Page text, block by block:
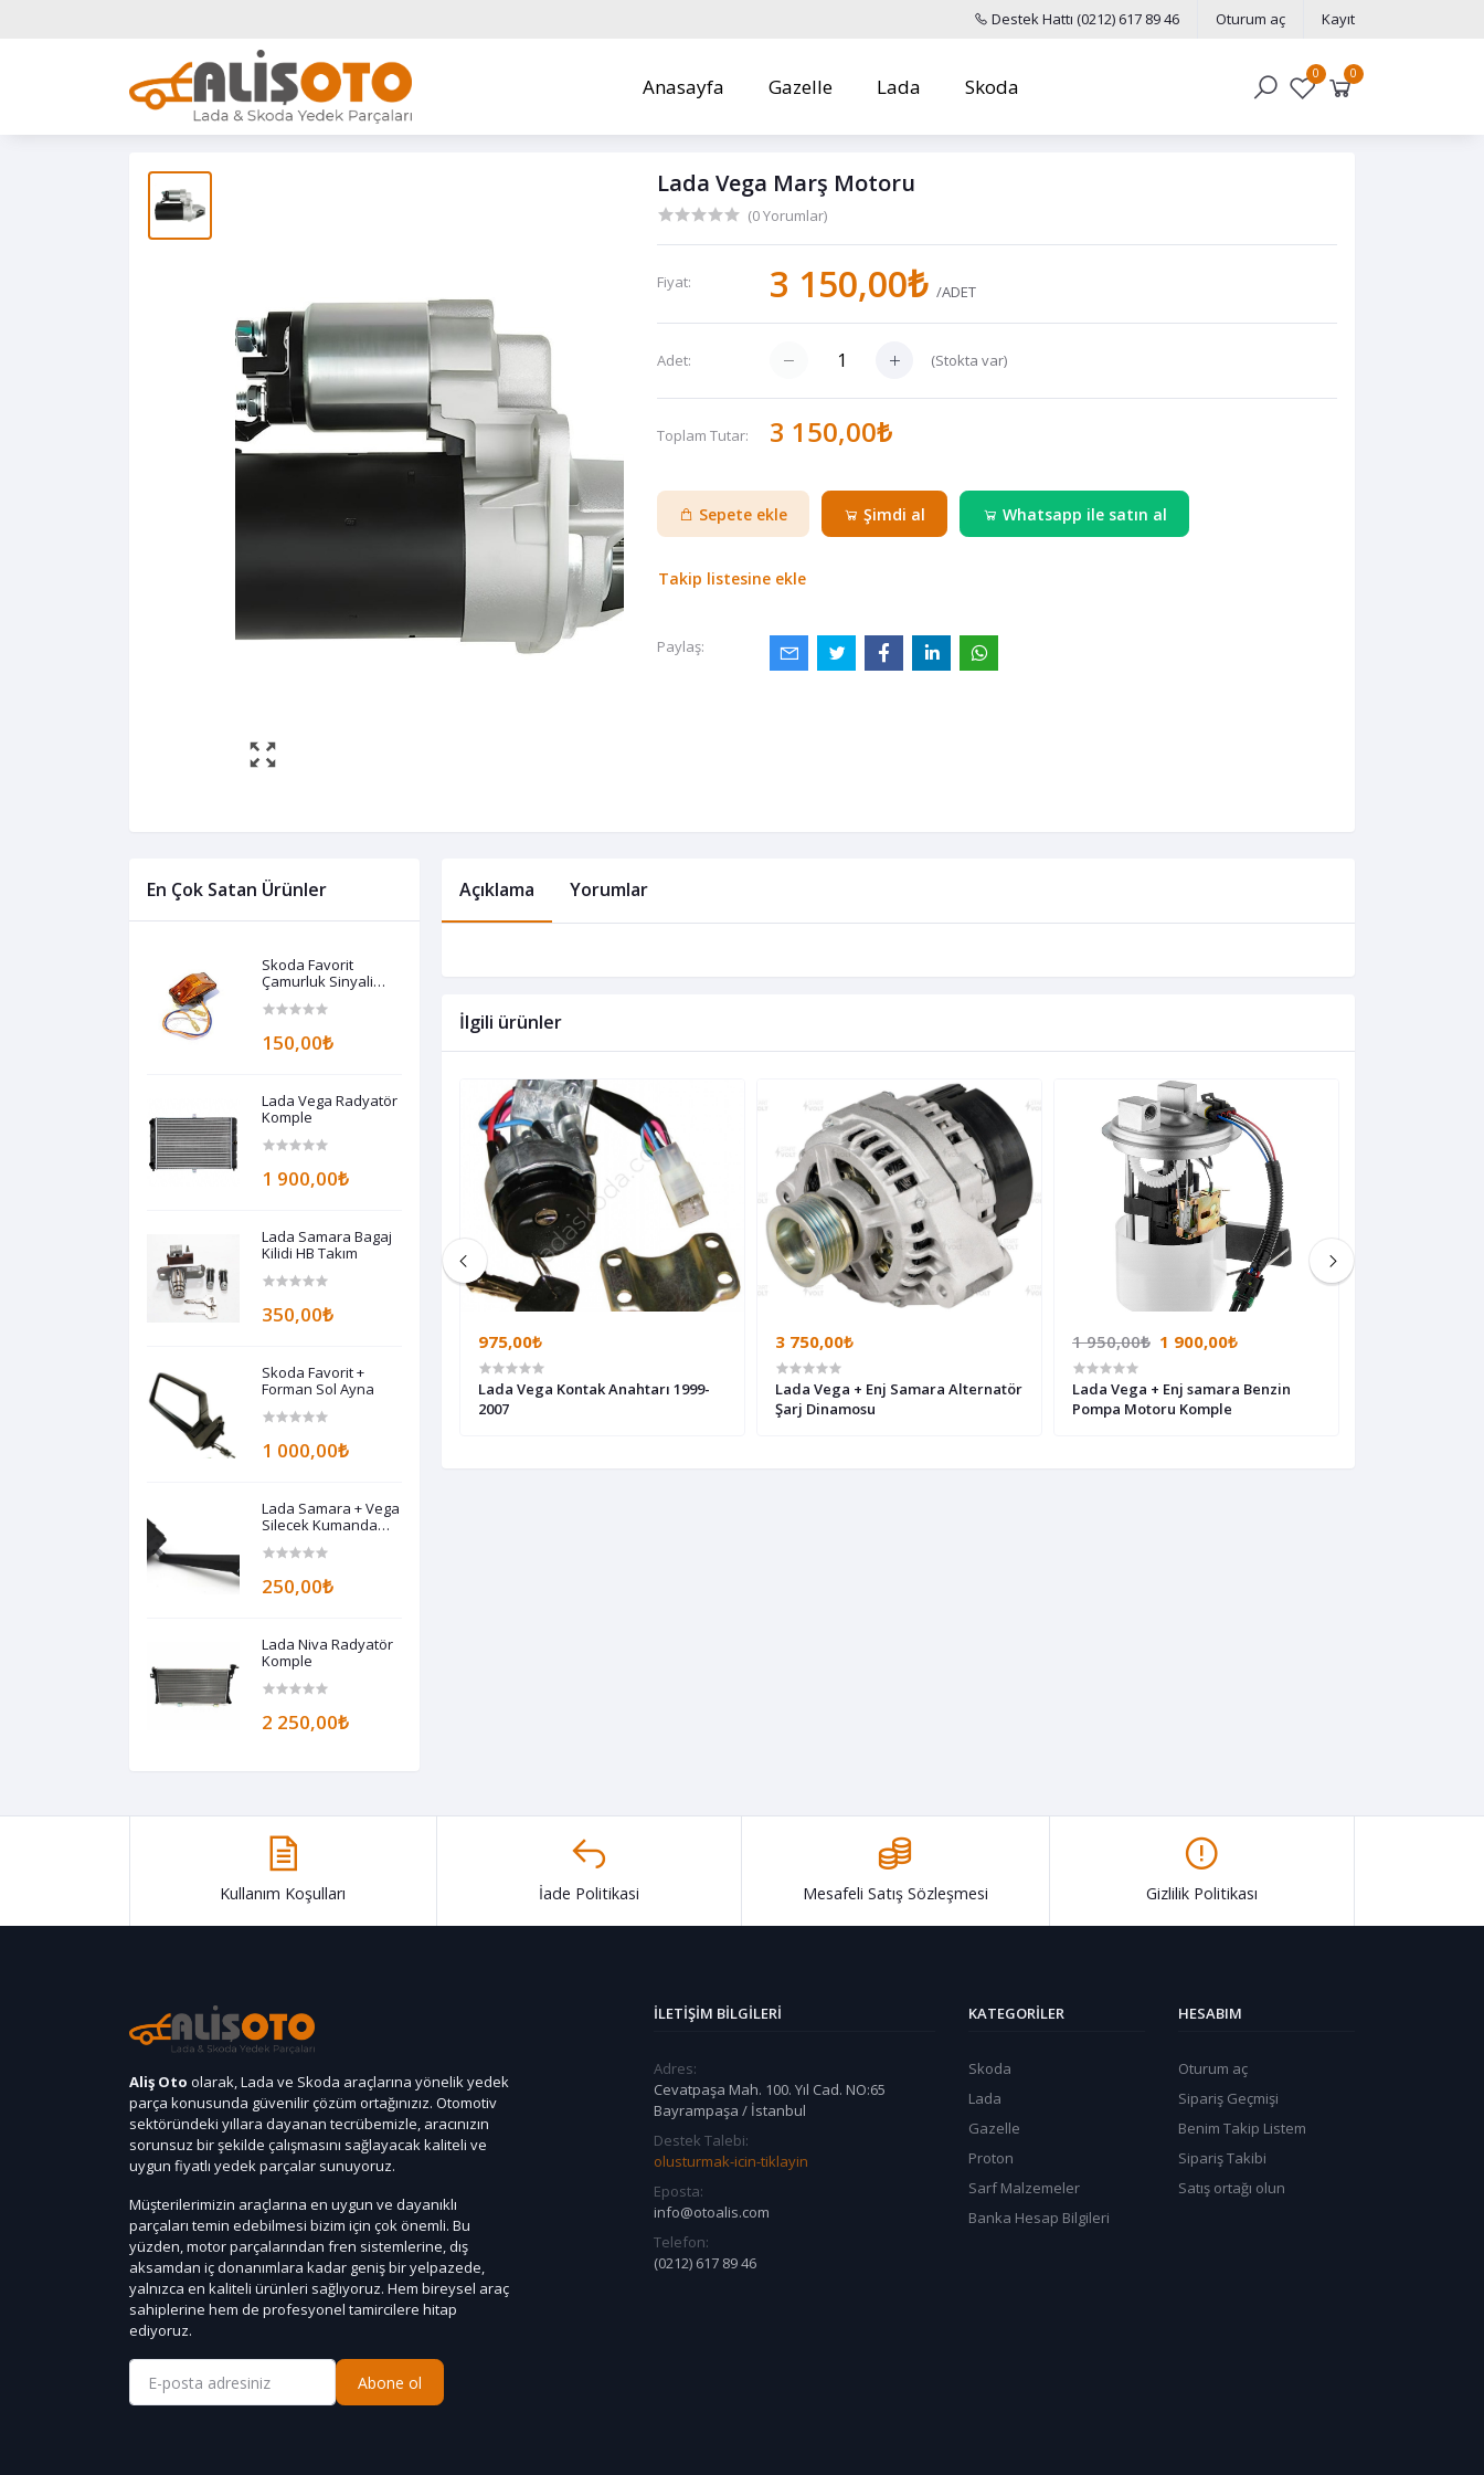
Destek Hattı (0212) 617 89 46 Oturum aç Kayıt
Anasayfa Gazelle Lada Skoda
0 0
Lada Vega Marş Motoru
(0 Yorumlar)
Fiyat: 3 150,00₺/ADET
Adet: (Stokta var)
Toplam Tutar: 3 150,00₺
Sepete ekle Şimdi al Whatsapp ile satın al
Takip listesine ekle
Paylaş:
En Çok Satan Ürünler
Skoda Favorit
Çamurluk Sinyali
150,00₺
Lada Vega Radyatör
Komple
1 900,00₺
Lada Samara Bagaj
Kilidi HB Takım
350,00₺
Skoda Favorit +
Forman Sol Ayna
1 000,00₺
Lada Samara + Vega
Silecek Kumanda
250,00₺
Lada Niva Radyatör
Komple
2 250,00₺
Açıklama Yorumlar
İlgili ürünler
Lada Vega + Enj Samara Krank Mili
Sensörü
975,00₺
Lada Vega Kontak Anahtarı 1999-
2007
3 750,00₺
Lada Vega + Enj Samara Alternatör
Şarj Dinamosu
1 950,00₺ 1 900,00₺
Lada Vega + Enj samara Benzin
Pompa Motoru Komple
Kullanım Koşulları İade Politikasi Mesafeli Satış Sözleşmesi Gizlilik Politikası
Aliş Oto olarak, Lada ve Skoda araçlarına yönelik yedek
parça konusunda güvenilir çözüm ortağınızız. Otomotiv
sektöründeki yıllara dayanan tecrübemizle, aracınızın
sorunsuz bir şekilde çalışmasını sağlayacak kaliteli ve
uygun fiyatlı yedek parçalar sunuyoruz.
Müşterilerimizin araçlarına en uygun ve dayanıklı
parçaları temin edebilmesi bizim için çok önemli. Bu
yüzden, motor parçalarından fren sistemlerine, dış
aksamdan iç donanımlara kadar geniş bir yelpazede,
yalnızca en kaliteli ürünleri sağlıyoruz. Hem bireysel araç
sahiplerine hem de profesyonel tamircilere hitap
ediyoruz.
Abone ol
İLETIŞIM BILGILERI
Adres:
Cevatpaşa Mah. 100. Yıl Cad. NO:65
Bayrampaşa / İstanbul
Destek Talebi:
olusturmak-icin-tiklayin
Eposta:
info@otoalis.com
Telefon:
(0212) 617 89 46
KATEGORILER
Skoda
Lada
Gazelle
Proton
Sarf Malzemeler
Banka Hesap Bilgileri
HESABIM
Oturum aç
Sipariş Geçmişi
Benim Takip Listem
Sipariş Takibi
Satış ortağı olun